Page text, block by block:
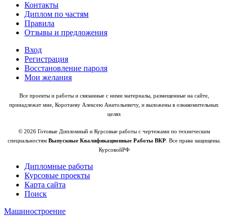
Контакты
Диплом по частям
Правила
Отзывы и предложения
Вход
Регистрация
Восстановление пароля
Мои желания
Все проекты и работы и связанные с ними материалы, размещенные на сайте,
принадлежат мне, Коротаеву Алексею Анатольевичу, и выложены в ознакомительных
целях
© 2026 Готовые Дипломный и Курсовые работы с чертежами по техническим
специальностям Выпускные Квалификационные Работы ВКР. Все права защищены.
КурсовойРФ
Дипломные работы
Курсовые проекты
Карта сайта
Поиск
Машиностроение